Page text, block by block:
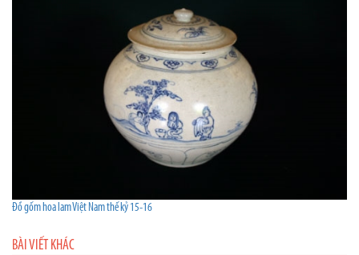
Đồ gốm hoa lam Việt Nam thế kỷ 15-16
BÀI VIẾT KHÁC